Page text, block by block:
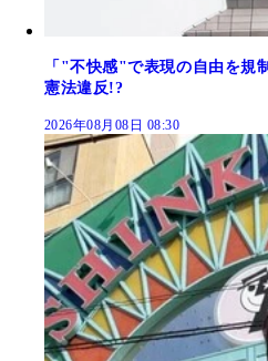
「"不快感"で表現の自由を規
憲法違反!?
2026年08月08日 08:30